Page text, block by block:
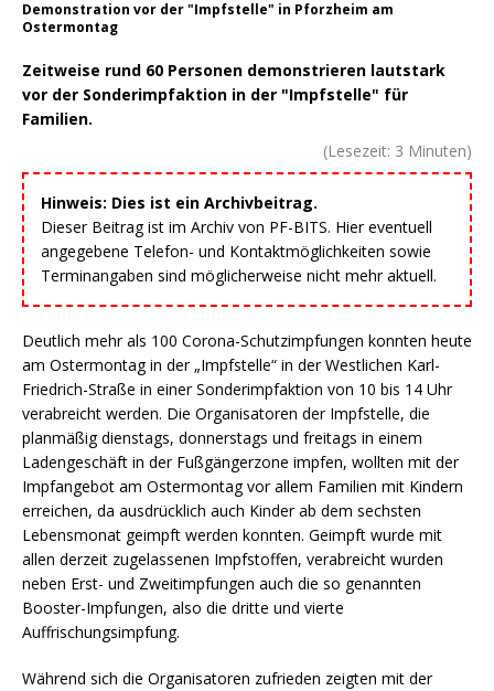
Demonstration vor der "Impfstelle" in Pforzheim am
Ostermontag
Zeitweise rund 60 Personen demonstrieren lautstark
vor der Sonderimpfaktion in der "Impfstelle" für
Familien.
(Lesezeit: 3 Minuten)
Hinweis: Dies ist ein Archivbeitrag.
Dieser Beitrag ist im Archiv von PF-BITS. Hier eventuell
angegebene Telefon- und Kontaktmöglichkeiten sowie
Terminangaben sind möglicherweise nicht mehr aktuell.
Deutlich mehr als 100 Corona-Schutzimpfungen konnten heute
am Ostermontag in der „Impfstelle“ in der Westlichen Karl-
Friedrich-Straße in einer Sonderimpfaktion von 10 bis 14 Uhr
verabreicht werden. Die Organisatoren der Impfstelle, die
planmäßig dienstags, donnerstags und freitags in einem
Ladengeschäft in der Fußgängerzone impfen, wollten mit der
Impfangebot am Ostermontag vor allem Familien mit Kindern
erreichen, da ausdrücklich auch Kinder ab dem sechsten
Lebensmonat geimpft werden konnten. Geimpft wurde mit
allen derzeit zugelassenen Impfstoffen, verabreicht wurden
neben Erst- und Zweitimpfungen auch die so genannten
Booster-Impfungen, also die dritte und vierte
Auffrischungsimpfung.
Während sich die Organisatoren zufrieden zeigten mit der